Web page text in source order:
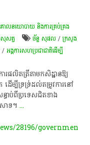
ោលនយោបាយ និងការគ្រប់គ្រង
សុសត្វ​ ច័ន្ទ សុផល /ក្រសួង
/អង្គការសហប្រជាជាតិដើម្បី
រផលិតត្រីតាមកសិដ្ឋានឱ្យ
ម្បីទ្រទ្រ់ដល់តម្រូវការនៅ
ធាប់ពីប្រទេសជិតខាង
សាទ។...
28196/governmen